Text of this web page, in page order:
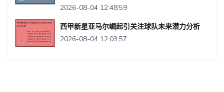
2026-08-04 12:48:59
西甲新星亚马尔崛起引关注球队未来潜力分析
2026-08-04 12:03:57